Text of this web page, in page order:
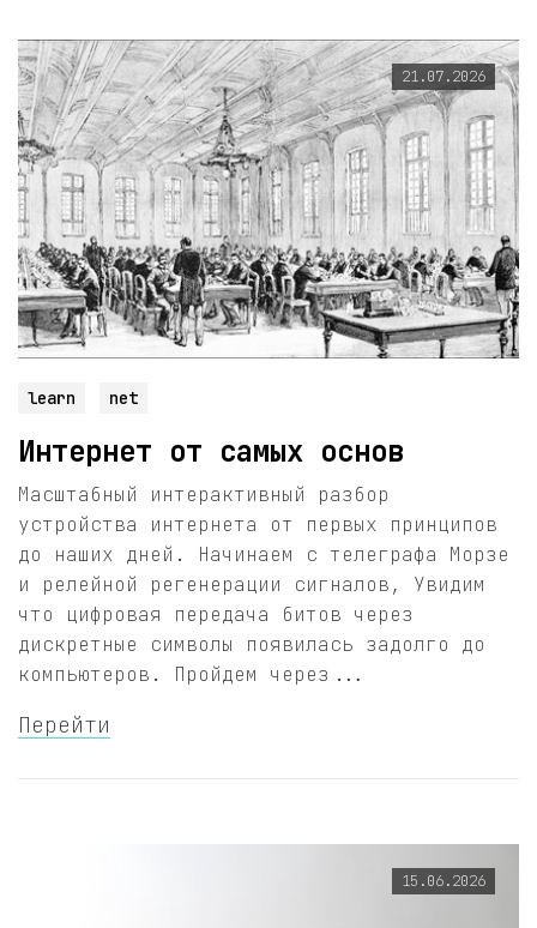
21.07.2026
learn net
Интернет от самых основ
Масштабный интерактивный разбор
устройства интернета от первых принципов
до наших дней. Начинаем с телеграфа Морзе
и релейной регенерации сигналов, Увидим
что цифровая передача битов через
дискретные символы появилась задолго до
компьютеров. Пройдем через...
Перейти
15.06.2026